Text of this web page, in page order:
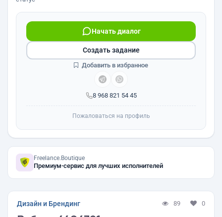
8 968 821 54 45
Начать диалог
Создать задание
Добавить в избранное
Пожаловаться на профиль
Freelance.Boutique
Премиум-сервис для лучших исполнителей
Дизайн и Брендинг 89 0